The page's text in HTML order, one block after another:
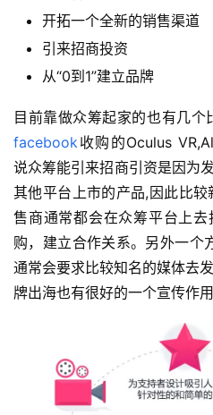
开拓一个全新的销售渠道
引来招商投资
从“0到1”建立品牌
目前靠做众筹起家的也有几
facebook 收购的Oculus
说众筹能引来招商引资是因为
其他平台上市的产品,因此比
售商通常都会在众筹平台上
购，建立合作关系。另外一个
通常会要求比较知名的媒体去
牌出海也有很好的一个宣传作用